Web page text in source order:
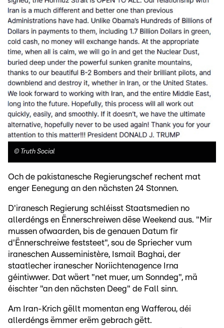
© Truth Social
Och de pakistanesche Regierungschef rechent mat
enger Eenegung an den nächsten 24 Stonnen.
D'iranesch Regierung schléisst Staatsmedien no
allerdéngs en Ënnerschreiwen dëse Weekend aus. "Mir
mussen ofwaarden, bis de genauen Datum fir
d'Ënnerschreiwe feststeet", sou de Spriecher vum
iraneschen Ausseministère, Ismail Baghai, der
staatlecher iranescher Noriichtenagence Irna
géintiwwer. Dat wäert "net muer, um Sonndeg", mä
éischter "an den nächsten Deeg" de Fall sinn.
Am Iran-Krich gëllt momentan eng Wafferou, déi
allerdéngs ëmmer erëm gebrach gëtt.